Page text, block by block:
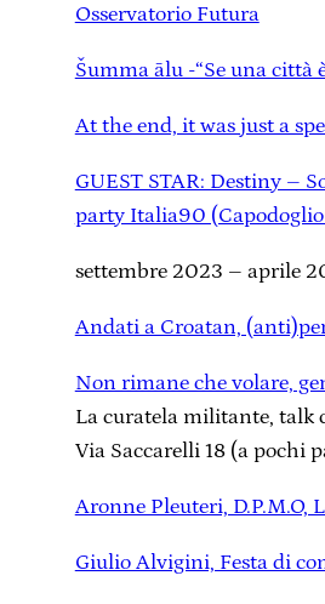
Osservatorio Futura
Šumma ālu -“Se una città
At the end, it was just a
GUEST STAR: Destiny –
party Italia90 (Capodoglio
settembre 2023 – aprile
Andati a Croatan,
Non rimane che volare,
La curatela militante, talk
Via Saccarelli 18 (a pochi
Aronne Pleuteri, D.P.M.O,
Giulio Alvigini, Festa di